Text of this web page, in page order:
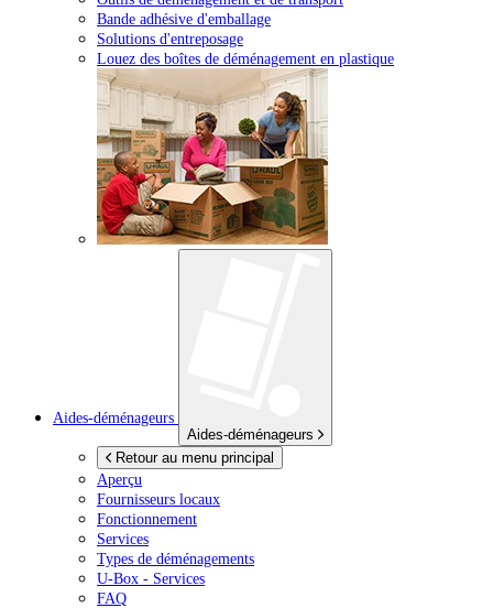
Bande adhésive d'emballage
Solutions d'entreposage
Louez des boîtes de déménagement en plastique
Aides-déménageurs
Aides-déménageurs
Retour au menu principal
Aperçu
Fournisseurs locaux
Fonctionnement
Services
Types de déménagements
U-Box - Services
FAQ